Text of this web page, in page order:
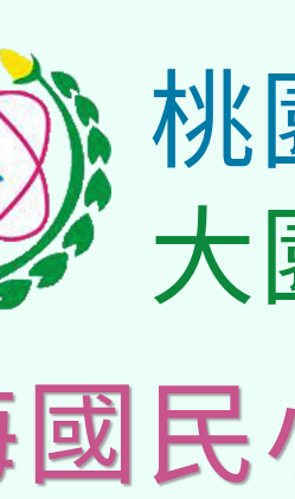
桃
大
民